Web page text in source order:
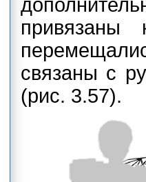
связаны с
(рис. 3.57).